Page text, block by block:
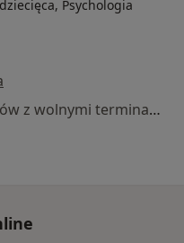
Psychologia
Brak dostępnych specjalistów z wolnymi terminami w tym centrum medycznym.